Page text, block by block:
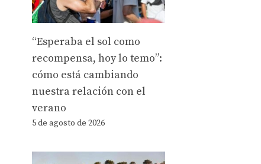
“Esperaba el sol como
recompensa, hoy lo temo”:
cómo está cambiando
nuestra relación con el
verano
5 de agosto de 2026